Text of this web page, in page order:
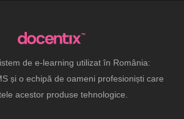
de e-learning utilizat în România:
și o echipă de oameni profesioniști care
acestor produse tehnologice.